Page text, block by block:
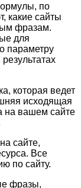
по
какие сайты
фразам.
для
параметру
которая ведет
исходящая
на вашем сайте
сайте,
Все
по сайту.
фразы,